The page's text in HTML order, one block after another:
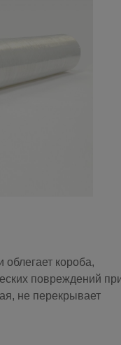
облегает короба,
повреждений
не перекрывает